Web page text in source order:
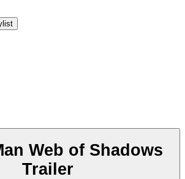
Web of Shadows
Trailer